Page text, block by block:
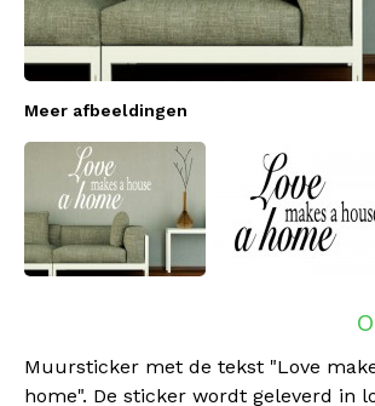
Meer afbeeldingen
Muursticker met de tekst "Love
home". De sticker wordt geleverd in